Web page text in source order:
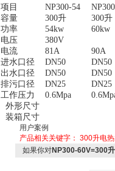
项目 NP300-54
容量
300升
300升
功率
54kw
60kw
电压
380V
电流
81A
90A
进水口径
DN50
DN50
出水口径
DN50
DN50
排污口径
DN25
DN25
工作压力
0.6Mpa
外形尺寸
装箱尺寸
用户案例
产品相关关键字： 300升电
如果你对NP300-60V=300